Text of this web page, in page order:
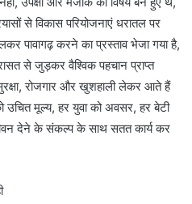
से विकास परियोजनाएं धरातल पर
पावागढ़ करने का प्रस्ताव भेजा गया है,
से जुड़कर वैश्विक पहचान प्राप्त
रोजगार और खुशहाली लेकर आते हैं
मूल्य, हर युवा को अवसर, हर बेटी
देने के संकल्प के साथ सतत कार्य कर